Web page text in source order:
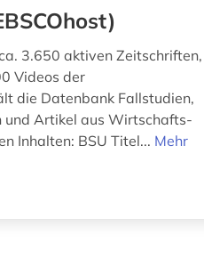
3.650 aktiven Zeitschriften,
Videos der
die Datenbank Fallstudien,
und Artikel aus Wirtschafts-
Inhalten: BSU Titel... Mehr